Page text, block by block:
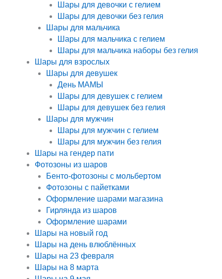
Шары для девочки с гелием
Шары для девочки без гелия
Шары для мальчика
Шары для мальчика с гелием
Шары для мальчика наборы без гелия
Шары для взрослых
Шары для девушек
День МАМЫ
Шары для девушек с гелием
Шары для девушек без гелия
Шары для мужчин
Шары для мужчин с гелием
Шары для мужчин без гелия
Шары на гендер пати
Фотозоны из шаров
Бенто-фотозоны с мольбертом
Фотозоны с пайетками
Оформление шарами магазина
Гирлянда из шаров
Оформление шарами
Шары на новый год
Шары на день влюблённых
Шары на 23 февраля
Шары на 8 марта